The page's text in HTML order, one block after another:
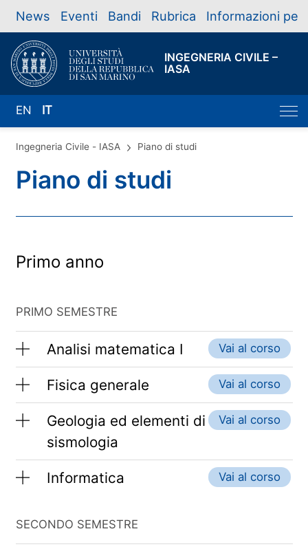
News Eventi Bandi Rubrica Informazioni per
INGEGNERIA CIVILE –
IASA
EN IT
Ingegneria Civile - IASA Piano di studi
Piano di studi
Primo anno
PRIMO SEMESTRE
Analisi matematica I Vai al corso
Fisica generale Vai al corso
Geologia ed elementi di
sismologia
Vai al corso
Informatica Vai al corso
SECONDO SEMESTRE